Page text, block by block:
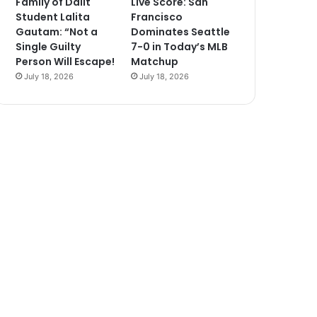
Student Lalita
Gautam: “Not a
Single Guilty
Person Will Escape!
July 18, 2026
Francisco
Dominates Seattle
7-0 in Today’s MLB
Matchup
July 18, 2026